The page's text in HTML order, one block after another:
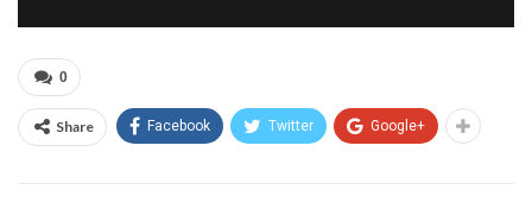
0
Share Facebook Twitter Google+